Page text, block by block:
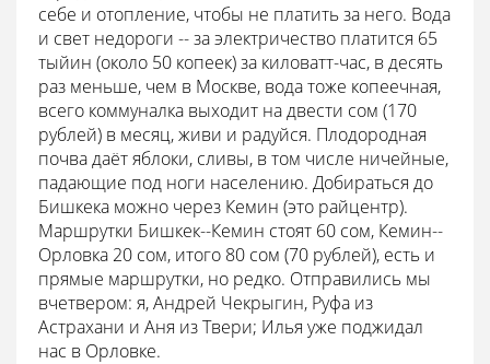
себе и отопление, чтобы не платить за него. Вода
и свет недороги -- за электричество платится 65
тыйин (около 50 копеек) за киловатт-час, в десять
раз меньше, чем в Москве, вода тоже копеечная,
всего коммуналка выходит на двести сом (170
рублей) в месяц, живи и радуйся. Плодородная
почва даёт яблоки, сливы, в том числе ничейные,
падающие под ноги населению. Добираться до
Бишкека можно через Кемин (это райцентр).
Маршрутки Бишкек--Кемин стоят 60 сом, Кемин--
Орловка 20 сом, итого 80 сом (70 рублей), есть и
прямые маршрутки, но редко. Отправились мы
вчетвером: я, Андрей Чекрыгин, Руфа из
Астрахани и Аня из Твери; Илья уже поджидал
нас в Орловке.